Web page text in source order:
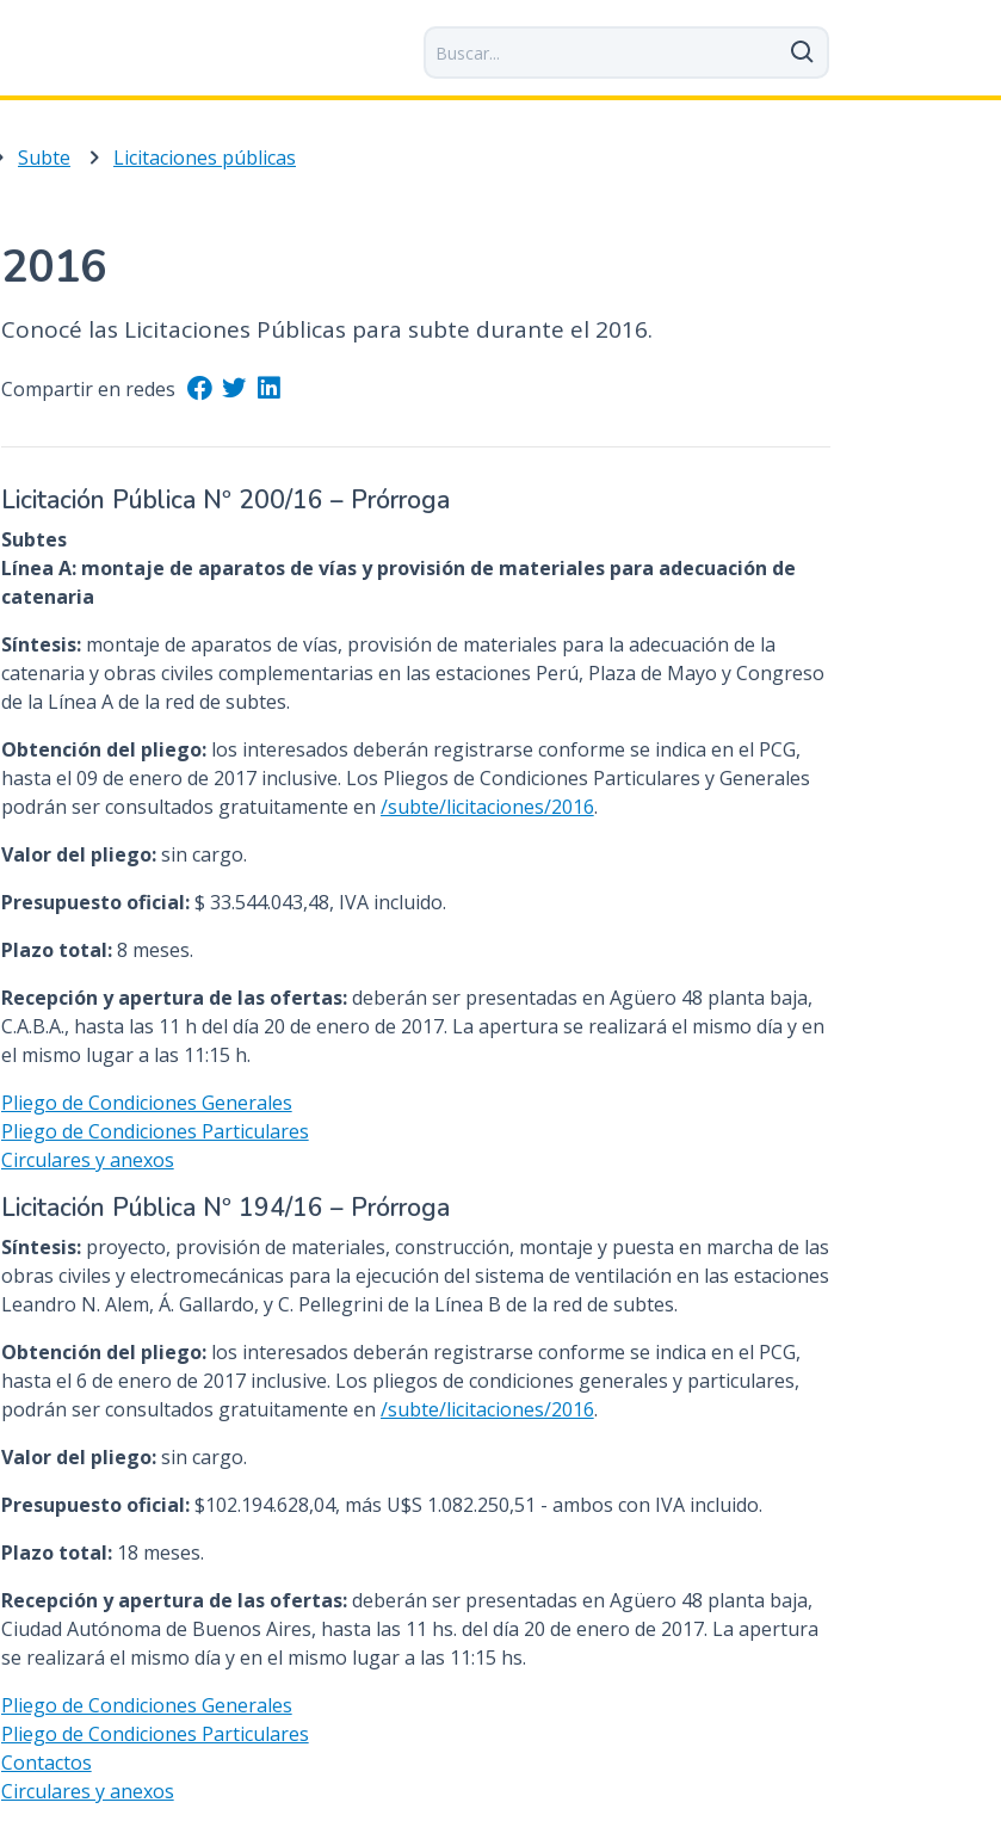
a
a
e
i
o
r
n
p
a
l
Subte Licitaciones públicas
2016
Conocé las Licitaciones Públicas para subte durante el 2016.
Compartir en redes
Licitación Pública Nº 200/16 – Prórroga
Subtes
Línea A: montaje de aparatos de vías y provisión de materiales para adecuación de
catenaria
Síntesis:montaje de aparatos de vías, provisión de materiales para la adecuación de la
catenaria y obras civiles complementarias en las estaciones Perú, Plaza de Mayo y Congreso
de la Línea A de la red de subtes.
Obtención del pliego:los interesados deberán registrarse conforme se indica en el PCG,
hasta el 09 de enero de 2017 inclusive. Los Pliegos de Condiciones Particulares y Generales
podrán ser consultados gratuitamente en /subte/licitaciones/2016.
Valor del pliego:sin cargo.
Presupuesto oficial:$ 33.544.043,48, IVA incluido.
Plazo total:8 meses.
Recepción y apertura de las ofertas:deberán ser presentadas en Agüero 48 planta baja,
C.A.B.A., hasta las 11 h del día 20 de enero de 2017. La apertura se realizará el mismo día y en
el mismo lugar a las 11:15 h.
Pliego de Condiciones Generales
Pliego de Condiciones Particulares
Circulares y anexos
Licitación Pública Nº 194/16 – Prórroga
Síntesis:proyecto, provisión de materiales, construcción, montaje y puesta en marcha de las
obras civiles y electromecánicas para la ejecución del sistema de ventilación en las estaciones
Leandro N. Alem, Á. Gallardo, y C. Pellegrini de la Línea B de la red de subtes.
Obtención del pliego:los interesados deberán registrarse conforme se indica en el PCG,
hasta el 6 de enero de 2017 inclusive. Los pliegos de condiciones generales y particulares,
podrán ser consultados gratuitamente en /subte/licitaciones/2016.
Valor del pliego:sin cargo.
Presupuesto oficial:$102.194.628,04, más U$S 1.082.250,51 - ambos con IVA incluido.
Plazo total:18 meses.
Recepción y apertura de las ofertas:deberán ser presentadas en Agüero 48 planta baja,
Ciudad Autónoma de Buenos Aires, hasta las 11 hs. del día 20 de enero de 2017. La apertura
se realizará el mismo día y en el mismo lugar a las 11:15 hs.
Pliego de Condiciones Generales
Pliego de Condiciones Particulares
Contactos
Circulares y anexos